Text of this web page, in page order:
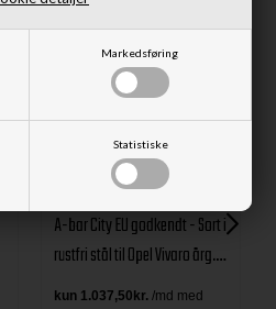
Markedsføring
Statistiske
A-bar City EU godkendt - Sort i
rustfri stål til Opel Vivaro årg.
19+